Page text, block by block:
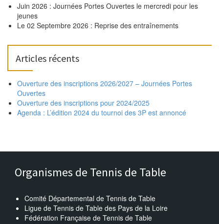
Juin 2026 : Journées Portes Ouvertes le mercredi pour les
jeunes
Le 02 Septembre 2026 : Reprise des entraînements
Articles récents
Ouverture des inscriptions 2026/2027 – Journées Portes
Ouvertes
Ouverture des inscriptions pour 2024/2025
Agenda : L’édition 2024 du tournoi des 3P est annoncé
Organismes de Tennis de Table
Comité Départemental de Tennis de Table
Ligue de Tennis de Table des Pays de la Loire
Fédération Française de Tennis de Table